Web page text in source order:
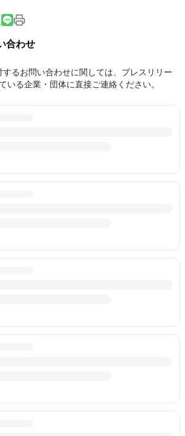
合わせ
るお問い合わせに関しては、プレスリリー
いる企業・団体に直接ご連絡ください。